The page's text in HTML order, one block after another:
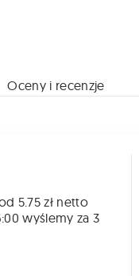
Oceny i recenzje
5.75 zł netto
wyślemy za 3